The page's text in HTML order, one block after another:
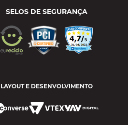
SELOS DE SEGURANÇA
LAYOUT E DESENVOLVIMENTO